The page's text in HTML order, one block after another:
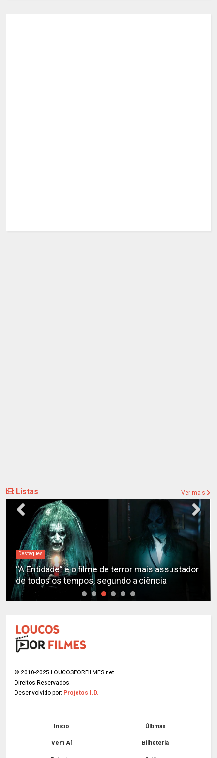
Listas Ver mais
Destaques
“A Entidade” é o filme de terror mais assustador
de todos os tempos, segundo a ciência
© 2010-2025 LOUCOSPORFILMES.net
Direitos Reservados.
Desenvolvido por: Projetos I.D.
Início Últimas
Vem Aí Bilheteria